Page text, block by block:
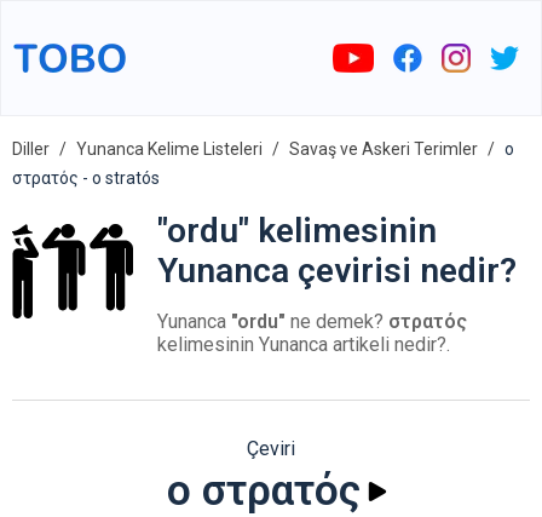
Diller Yunanca Kelime Listeleri Savaş ve Askeri Terimler
ο
στρατός - o stratós
"ordu" kelimesinin
Yunanca çevirisi nedir?
Yunanca "ordu" ne demek? στρατός
kelimesinin Yunanca artikeli nedir?.
Çeviri
ο στρατός